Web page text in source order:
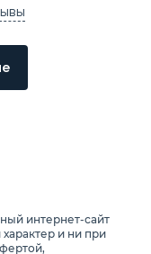
интернет-сайт
и ни при